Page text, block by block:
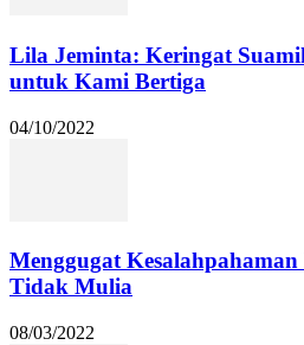
Lila Jeminta: Keringat
untuk Kami Bertiga
04/10/2022
Menggugat
Tidak Mulia
08/03/2022